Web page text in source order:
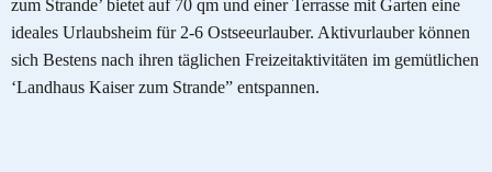
zum Strande’ bietet auf 70 qm und einer Terrasse mit Garten eine
ideales Urlaubsheim für 2-6 Ostseeurlauber. Aktivurlauber können
sich Bestens nach ihren täglichen Freizeitaktivitäten im gemütlichen
‘Landhaus Kaiser zum Strande” entspannen.